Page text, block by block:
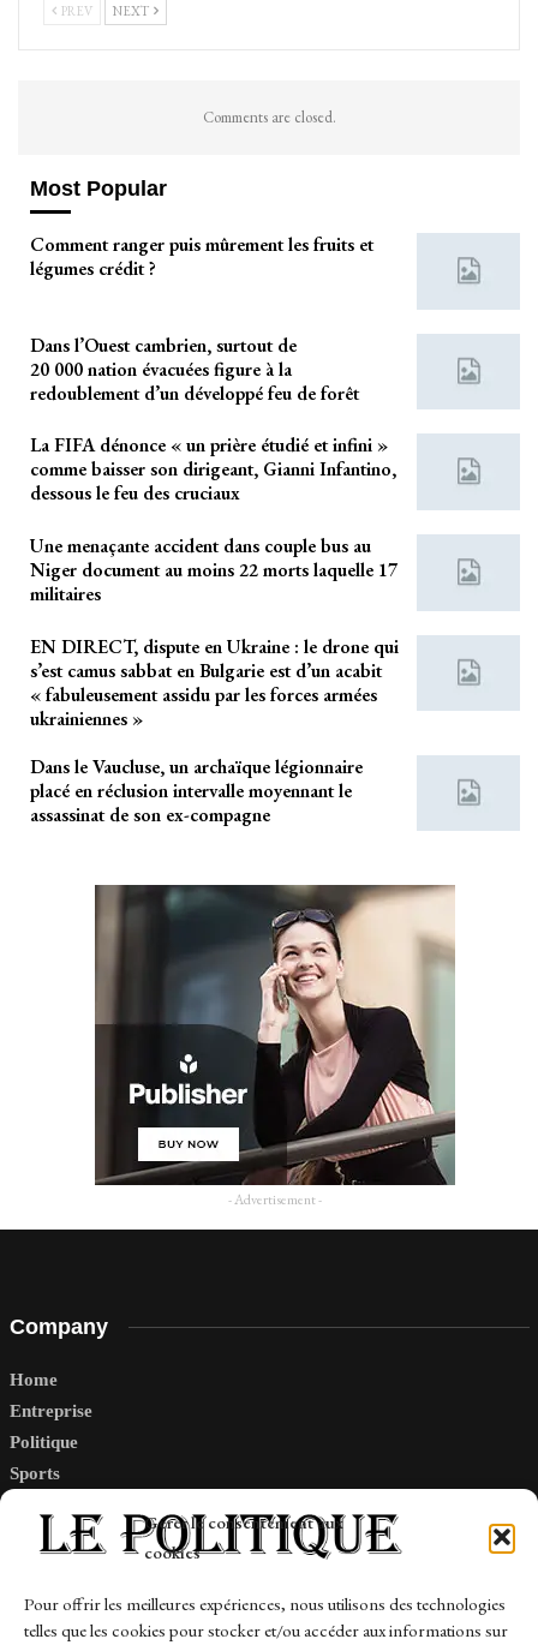
Gérer le consentement aux
cookies
Pour offrir les meilleures expériences, nous utilisons des technologies
telles que les cookies pour stocker et/ou accéder aux informations sur
PREV NEXT
Comments are closed.
Most Popular
Comment ranger puis mûrement les fruits et
légumes crédit ?
Dans l’Ouest cambrien, surtout de
20 000 nation évacuées figure à la
redoublement d’un développé feu de forêt
La FIFA dénonce « un prière étudié et infini »
comme baisser son dirigeant, Gianni Infantino,
dessous le feu des cruciaux
Une menaçante accident dans couple bus au
Niger document au moins 22 morts laquelle 17
militaires
EN DIRECT, dispute en Ukraine : le drone qui
s’est camus sabbat en Bulgarie est d’un acabit
« fabuleusement assidu par les forces armées
ukrainiennes »
Dans le Vaucluse, un archaïque légionnaire
placé en réclusion intervalle moyennant le
assassinat de son ex-compagne
- Advertisement -
Company
Home
Entreprise
Politique
Sports